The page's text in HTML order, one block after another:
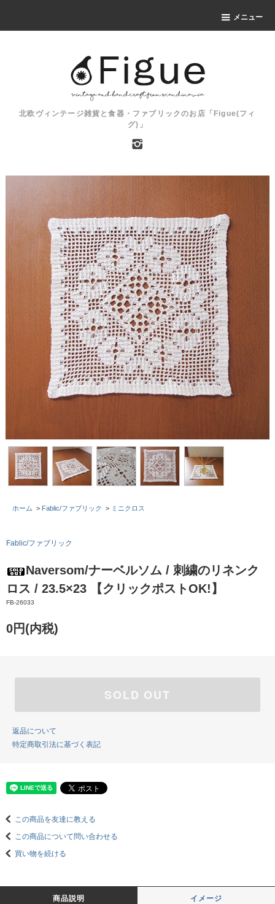
メニュー
北欧ヴィンテージ雑貨と食器・ファブリックのお店「Figue(フィ
グ)」
ホーム > Fablic/ファブリック > ミニクロス
Fablic/ファブリック
Naversom/ナーベルソム / 刺繍のリネンク
ロス / 23.5×23 【クリックポストOK!】
FB-26033
0円(内税)
SOLD OUT
返品について
特定商取引法に基づく表記
この商品を友達に教える
この商品について問い合わせる
買い物を続ける
商品説明 イメージ